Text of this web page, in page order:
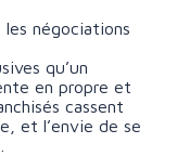
négociations
qu’un
en propre et
cassent
et l’envie de se